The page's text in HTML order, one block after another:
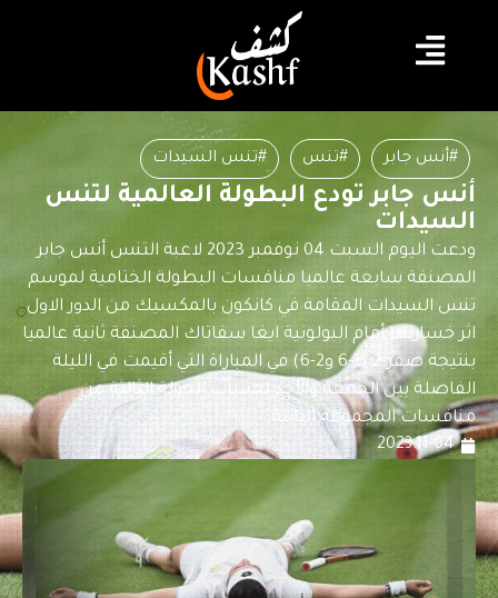
#أنس جابر #تنس #تنس السيدات
أنس جابر تودع البطولة العالمية لتنس
السيدات
ودعت اليوم السبت 04 نوفمبر 2023 لاعبة التنس أنس جابر
المصنفة سابعة عالميا منافسات البطولة الختامية لموسم
تنس السيدات المقامة في كانكون بالمكسيك من الدور الاول
اثر خسارتها أمام البولونية ايغا سفاتاك المصنفة ثانية عالميا
بنتيجة صفر-2 (1-6 و2-6) في المباراة التي أقيمت في الليلة
الفاصلة بين الجمعة والأحد لحساب الجولة الثالثة من
منافسات المجموعة الثانية.
2023.11.04